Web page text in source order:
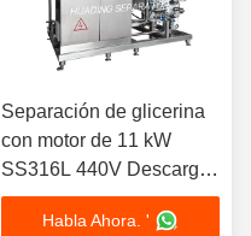
Separación de glicerina
con motor de 11 kW
SS316L 440V Descarga
automática
Habla Ahora. '